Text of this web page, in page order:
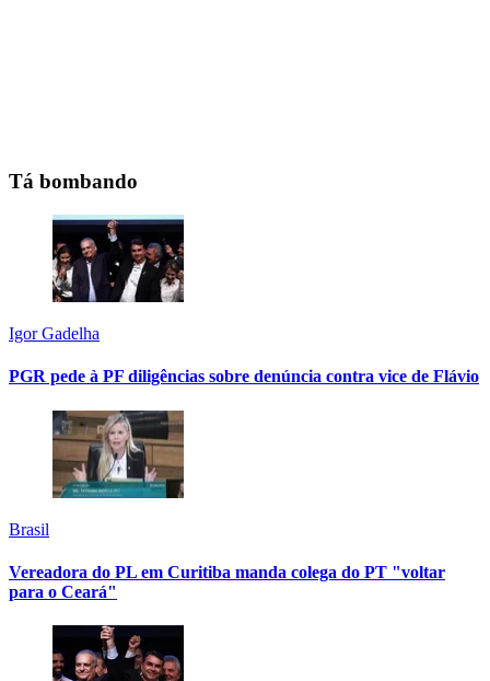
Tá bombando
Igor Gadelha
PGR pede à PF diligências sobre denúncia contra vice de Flávio
Brasil
Vereadora do PL em Curitiba manda colega do PT "voltar
para o Ceará"